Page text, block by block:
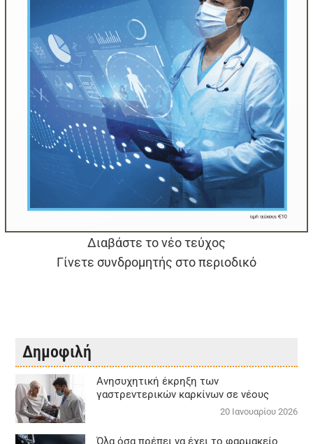
Διαβάστε το νέο τεύχος
Γίνετε συνδρομητής στο περιοδικό
Δημοφιλή
Aνησυχητική έκρηξη των
γαστρεντερικών καρκίνων σε νέους
20 Ιανουαρίου 2026
Όλα όσα πρέπει να έχει το φαρμακείο